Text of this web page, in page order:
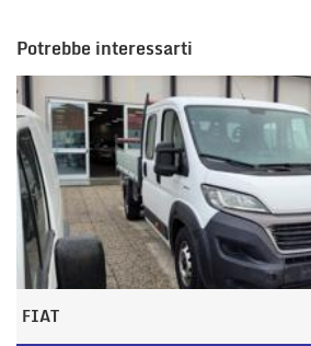
Potrebbe interessarti
FIAT